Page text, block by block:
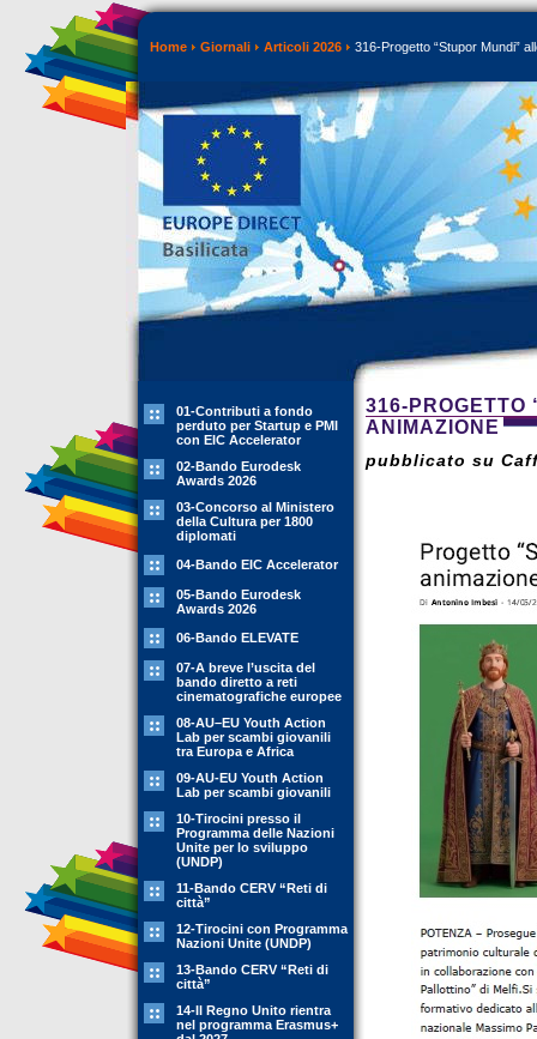
Home Giornali Articoli 2026 316-Progetto “Stupor Mundi”
01-Contributi a fondo
perduto per Startup e PMI
con EIC Accelerator
02-Bando Eurodesk
Awards 2026
03-Concorso al Ministero
della Cultura per 1800
diplomati
04-Bando EIC Accelerator
05-Bando Eurodesk
Awards 2026
06-Bando ELEVATE
07-A breve l’uscita del
bando diretto a reti
cinematografiche europee
08-AU–EU Youth Action
Lab per scambi giovanili
tra Europa e Africa
09-AU-EU Youth Action
Lab per scambi giovanili
10-Tirocini presso il
Programma delle Nazioni
Unite per lo sviluppo
(UNDP)
11-Bando CERV “Reti di
città”
12-Tirocini con Programma
Nazioni Unite (UNDP)
13-Bando CERV “Reti di
città”
14-Il Regno Unito rientra
nel programma Erasmus+
316-PROGETTO
ANIMAZIONE
pubblicato su